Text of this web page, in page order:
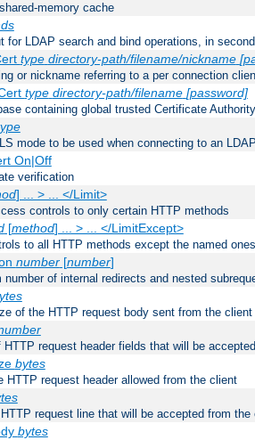
memory cache
for LDAP search and bind operations, in
type directory-path/filename/nickname
or nickname referring to a per connection
type directory-path/filename [password]
containing global trusted Certificate
mode to be used when connecting to an
On|Off
verification
] ... > ... </Limit>
controls to only certain HTTP methods
[method] ... > ... </LimitExcept>
to all HTTP methods except the named ones
number[number]
number of internal redirects and nested
of the HTTP request body sent from the client
HTTP request header fields that will be
bytes
HTTP request header allowed from the client
request line that will be accepted from the
bytes